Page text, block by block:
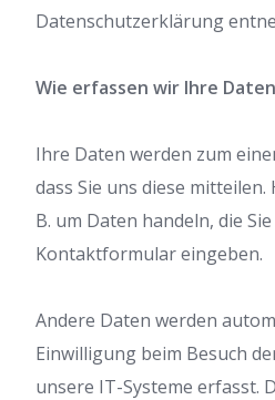
Datenschutzerklärung
Wie erfassen wir Ihre
Ihre Daten werden zum
dass Sie uns diese mitteilen.
B. um Daten handeln, die
Kontaktformular eingeben.
Andere Daten werden
Einwilligung beim Besuch
unsere IT-Systeme erfasst.